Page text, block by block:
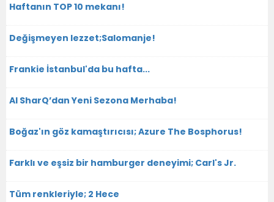
Haftanın TOP 10 mekanı!
Değişmeyen lezzet;Salomanje!
Frankie İstanbul'da bu hafta...
Al SharQ’dan Yeni Sezona Merhaba!
Boğaz'ın göz kamaştırıcısı; Azure The Bosphorus!
Farklı ve eşsiz bir hamburger deneyimi; Carl's Jr.
Tüm renkleriyle; 2 Hece